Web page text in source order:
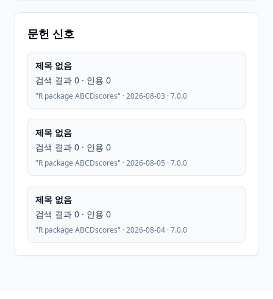
문헌 신호
제목 없음
검색 결과 0 · 인용 0
"R package ABCDscores" · 2026-08-03 · 7.0.0
제목 없음
검색 결과 0 · 인용 0
"R package ABCDscores" · 2026-08-05 · 7.0.0
제목 없음
검색 결과 0 · 인용 0
"R package ABCDscores" · 2026-08-04 · 7.0.0